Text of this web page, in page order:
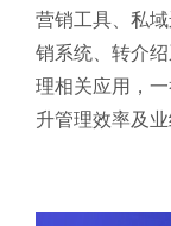
营销工具、私
销系统、转介
理相关应用，
升管理效率及业